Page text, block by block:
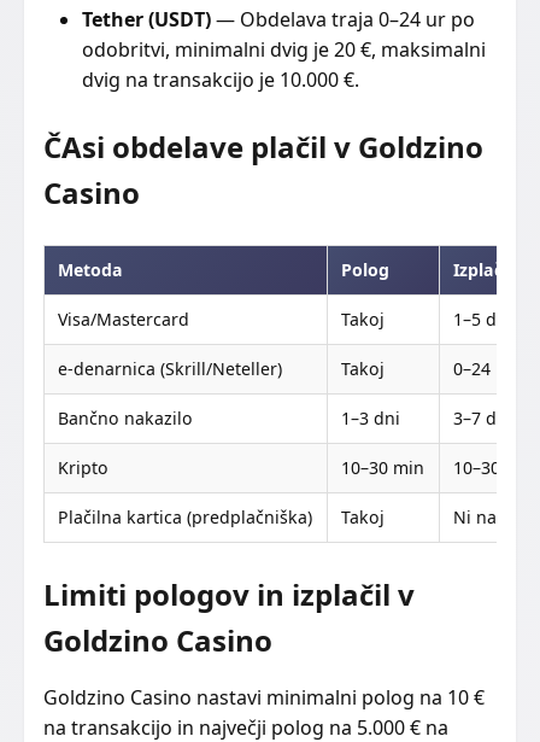
Tether (USDT)— Obdelava traja 0–24 ur po
odobritvi, minimalni dvig je 20 €, maksimalni
dvig na transakcijo je 10.000 €.
ČAsi obdelave plačil v Goldzino
Casino
Metoda Polog Izplačilo
Visa/Mastercard Takoj 1–5 dni
e-denarnica (Skrill/Neteller) Takoj 0–24 h
Bančno nakazilo 1–3 dni 3–7 dni
Kripto 10–30 min 10–30 min
Plačilna kartica (predplačniška) Takoj Ni na
Limiti pologov in izplačil v
Goldzino Casino
Goldzino Casino nastavi minimalni polog na 10 €
na transakcijo in največji polog na 5.000 € na